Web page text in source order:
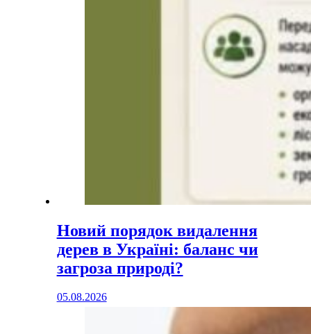
Новий порядок видалення
дерев в Україні: баланс чи
загроза природі?
05.08.2026